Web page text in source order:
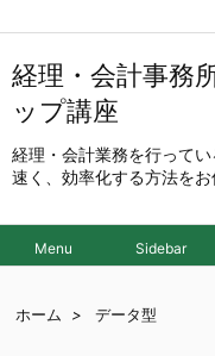
経理・会計事務
ップ講座
経理・会計業務を行って
速く、効率化する方法をお
Menu Sidebar
ホーム > データ型